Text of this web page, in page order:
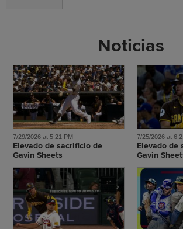
Noticias
7/29/2026 at 5:21 PM
Elevado de sacrificio de
Gavin Sheets
7/25/2026 at
Elevado de
Gavin